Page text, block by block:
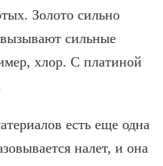
Золото сильно
сильные
хлор. С платиной
есть еще одна
налет, и она